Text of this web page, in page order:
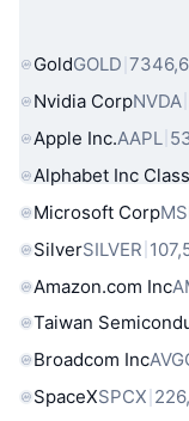
GoldGOLD
Nvidia CorpNVDA
Apple Inc.AAPL
Alphabet Inc
Microsoft Corp
SilverSILVER
Amazon.com Inc
Taiwan
Broadcom Inc
SpaceXSPCX